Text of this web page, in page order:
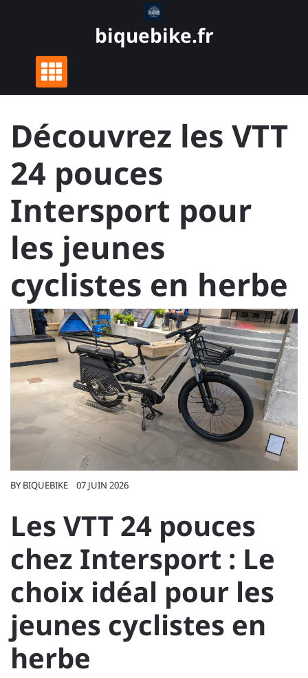
biquebike.fr
Découvrez les VTT
24 pouces
Intersport pour
les jeunes
cyclistes en herbe
BY BIQUEBIKE 07 JUIN 2026
Les VTT 24 pouces
chez Intersport : Le
choix idéal pour les
jeunes cyclistes en
herbe